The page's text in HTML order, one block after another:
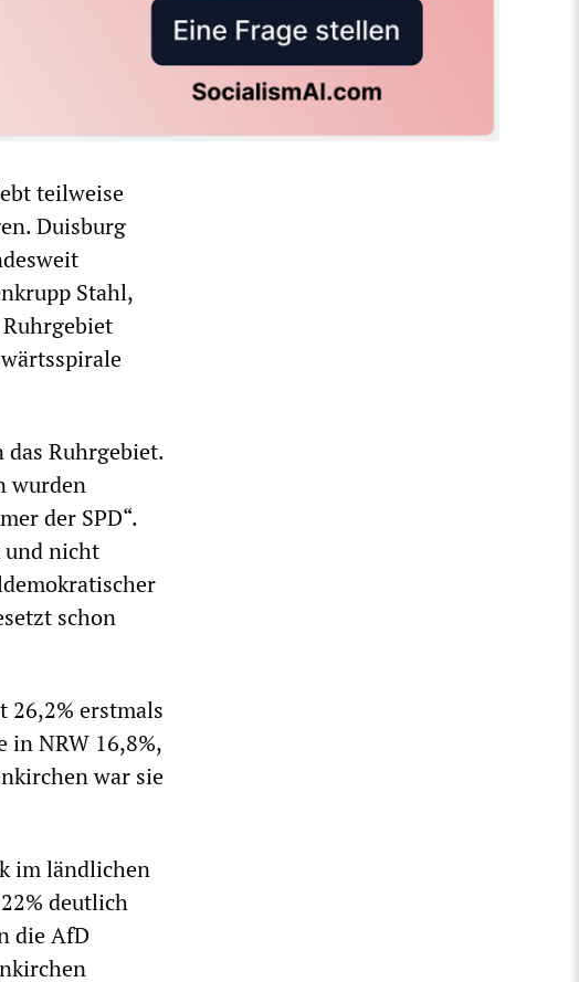
teilweise
Duisburg
Stahl,
Ruhrgebiet.
wurden
der SPD“.
und nicht
schon
26,2% erstmals
in NRW 16,8%,
war sie
im ländlichen
deutlich
die AfD